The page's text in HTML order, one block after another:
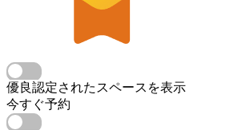
優良認定されたスペースを表示
今すぐ予約